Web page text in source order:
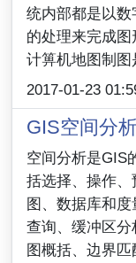
统内部都是以
的处理来完成图
计箅机地图制
2017-01-23
GIS空间分
空间分析是GIS
括选择、操作、
图、数据库和度
查询、缓冲区
图概括、边界匹